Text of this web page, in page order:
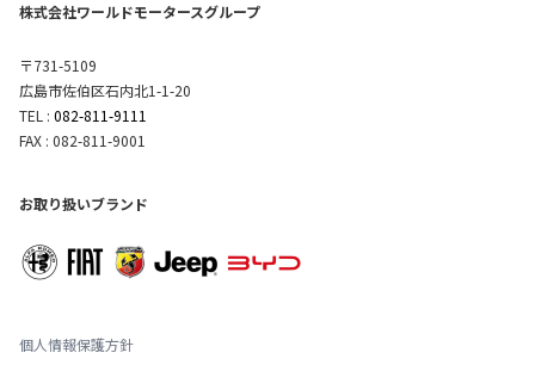
株式会社ワールドモータースグループ
〒731-5109
広島市佐伯区石内北1-1-20
TEL : 082-811-9111
FAX : 082-811-9001
お取り扱いブランド
個人情報保護方針